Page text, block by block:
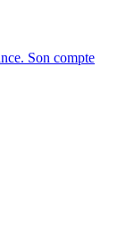
Son compte